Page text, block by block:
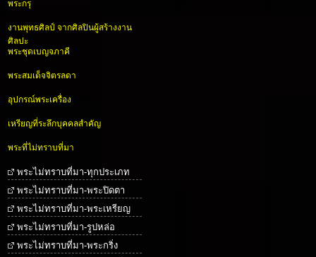
พระกรุ
งานพุทธศิลป์ จากศิลปินผู้สร้างงาน
ศิลปะ
พระชุดเบญจภาคี
พระสมเด็จจิตรลดา
อุปกรณ์พระเครื่อง
เหรียญที่ระลึกบุคคลสำคัญ
พระที่ไม่ทราบที่มา
พระไม่ทราบที่มา-ทุกประเภท
พระไม่ทราบที่มา-พระปิดตา
พระไม่ทราบที่มา-พระเหรียญ
พระไม่ทราบที่มา-รูปหล่อ
พระไม่ทราบที่มา-พระกริ่ง